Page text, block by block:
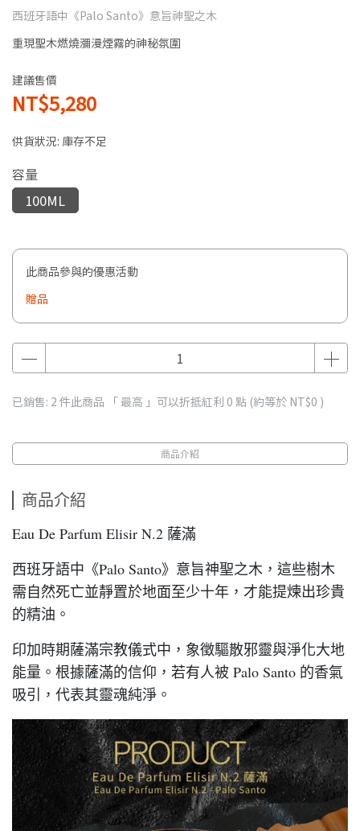
西班牙語中《Palo Santo》意旨神聖之木
重現聖木燃燒瀰漫煙霧的神秘氛圍
建議售價
NT$5,280
供貨狀況: 庫存不足
容量
100ML
此商品參與的優惠活動
贈品
已銷售: 2 件此商品 「 最高 」可以折抵紅利 0 點 (約等於 NT$0 )
商品介紹
商品介紹
Eau De Parfum Elisir N.2 薩滿
西班牙語中《Palo Santo》意旨神聖之木，這些樹木
需自然死亡並靜置於地面至少十年，才能提煉出珍貴
的精油。
印加時期薩滿宗教儀式中，象徵驅散邪靈與淨化大地
能量。根據薩滿的信仰，若有人被 Palo Santo 的香氣
吸引，代表其靈魂純淨。